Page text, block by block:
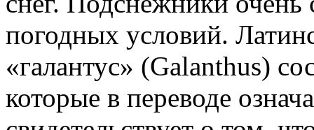
погодных условий.
«галантус» (Galanthus)
которые в переводе